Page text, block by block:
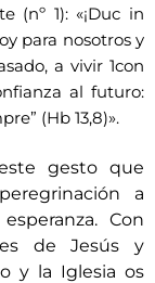
(nº 1): «¡Duc in
para nosotros y
a vivir 1con
al futuro:
(Hb 13,8)».
gesto que
peregrinación a
Con
de Jesús y
y la Iglesia os